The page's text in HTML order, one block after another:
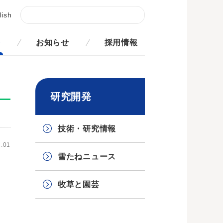
お知らせ 採用情報
研究開発
技術・研究情報
雪たねニュース
牧草と園芸